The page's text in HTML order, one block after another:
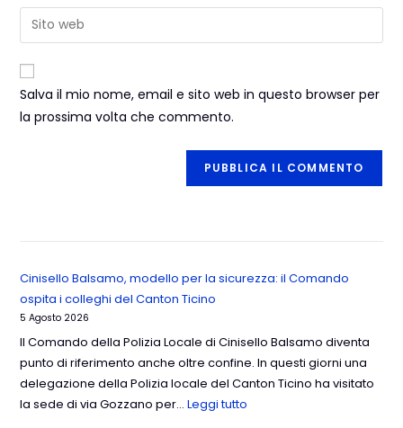
Salva il mio nome, email e sito web in questo browser per
la prossima volta che commento.
Cinisello Balsamo, modello per la sicurezza: il Comando
ospita i colleghi del Canton Ticino
5 Agosto 2026
Il Comando della Polizia Locale di Cinisello Balsamo diventa
punto di riferimento anche oltre confine. In questi giorni una
delegazione della Polizia locale del Canton Ticino ha visitato
la sede di via Gozzano per…Leggi tutto